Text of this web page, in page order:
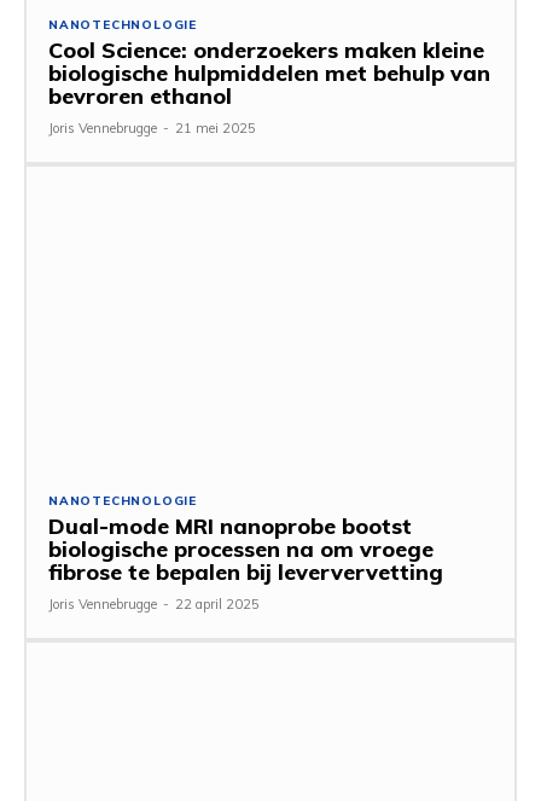
NANOTECHNOLOGIE
Cool Science: onderzoekers maken kleine
biologische hulpmiddelen met behulp van
bevroren ethanol
Joris Vennebrugge - 21 mei 2025
NANOTECHNOLOGIE
Dual-mode MRI nanoprobe bootst
biologische processen na om vroege
fibrose te bepalen bij leververvetting
Joris Vennebrugge - 22 april 2025